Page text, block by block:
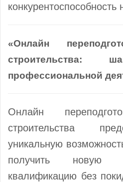
конкурентоспособность
«Онлайн
профессиональной
Онлайн
строительства
уникальную
получить новую
квалификацию без